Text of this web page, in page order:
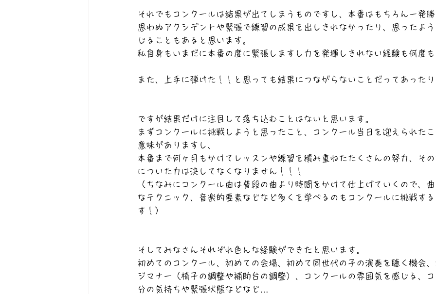
それでもコンクールは結果が出てしまうものですし、本番はもちろん一発
思わぬアクシデントや緊張で練習の成果を出しきれなかったり、思ったよ
じることもあると思います。
私自身もいまだに本番の度に緊張しますし力を発揮しきれない経験も何度
また、上手に弾けた！！と思っても結果につながらないことだってあった
ですが結果だけに注目して落ち込むことはないと思います。
まずコンクールに挑戦しようと思ったこと、コンクール当日を迎えられた
意味がありますし、
本番まで何ヶ月もかけてレッスンや練習を積み重ねたたくさんの努力、そ
についた力は決してなくなりません！！！
（ちなみにコンクール曲は普段の曲より時間をかけて仕上げていくので、
なテクニック、音楽的要素などなど多くを学べるのもコンクールに挑戦す
す！）
そしてみなさんそれぞれ色んな経験ができたと思います。
初めてのコンクール、初めての会場、初めて同世代の子の演奏を聴く機会
ジマナー（椅子の調整や補助台の調整）、コンクールの雰囲気を感じる、
分の気持ちや緊張状態などなど…